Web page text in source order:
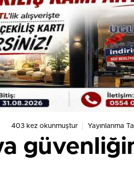
403 kez okunmuştur Yayınlanma